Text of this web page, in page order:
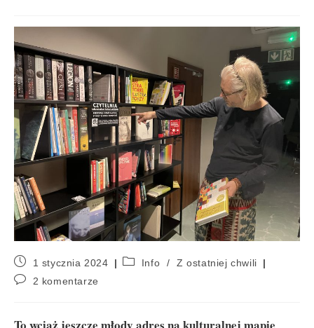
1 stycznia 2024 Info /
Z ostatniej chwili
2 komentarze